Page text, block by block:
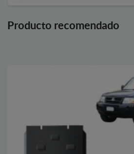
Producto recomendado